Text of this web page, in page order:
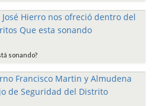
sonando?